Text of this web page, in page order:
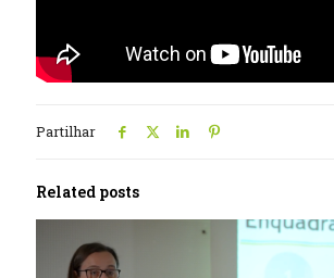
Partilhar
Related posts